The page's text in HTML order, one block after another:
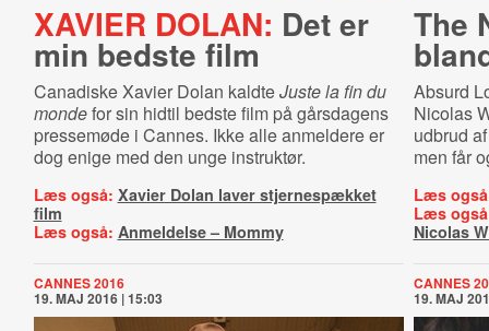
XAVIER DOLAN: Det er
min bedste film
Canadiske Xavier Dolan kaldteJuste la fin du
mondefor sin hidtil bedste film på gårsdagens
pressemøde i Cannes. Ikke alle anmeldere er
dog enige med den unge instruktør.
Læs også: Xavier Dolan laver stjernespækket
film
Læs også: Anmeldelse – Mommy
The
Absurd
Nicolas
udbrud
men får
Læs
Læs
Nicolas
CANNES 2016
19. MAJ 2016 | 15:03
CANNES
19. MAJ